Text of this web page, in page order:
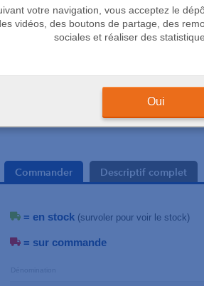
votre navigation, vous acceptez le
vidéos, des boutons de partage, des
sociales et réaliser des
Oui
Commander Descriptif complet
= en stock (survoler pour voir le stock)
= sur commande